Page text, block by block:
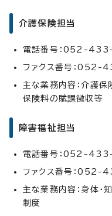
介護保険担当
電話番号：052-
ファクス番号：
主な業務内容：介護保
保険料の賦課徴収等
障害福祉担当
電話番号：052-
ファクス番号：
主な業務内容：身体・
制度